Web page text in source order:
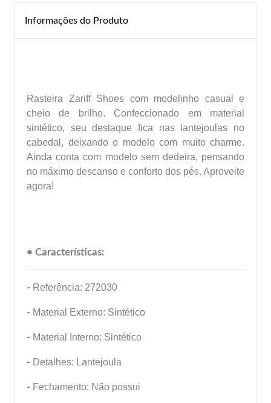
Informações do Produto
Rasteira Zariff Shoes com modelinho casual e
cheio de brilho. Confeccionado em material
sintético, seu destaque fica nas lantejoulas no
cabedal, deixando o modelo com muito charme.
Ainda conta com modelo sem dedeira, pensando
no máximo descanso e conforto dos pés. Aproveite
agora!
• Características:
- Referência: 272030
- Material Externo: Sintético
- Material Interno: Sintético
- Detalhes: Lantejoula
- Fechamento: Não possui